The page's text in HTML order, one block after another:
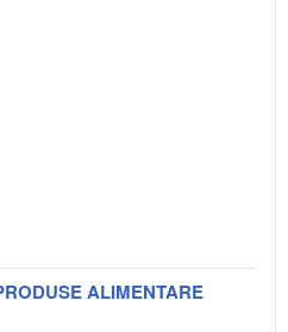
ALIMENTARE